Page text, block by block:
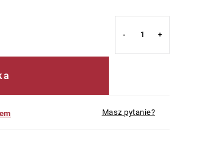
Masz pytanie?